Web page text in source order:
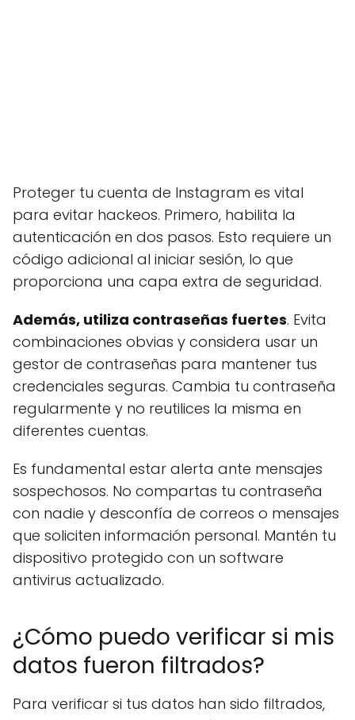
Proteger tu cuenta de Instagram es vital
para evitar hackeos. Primero, habilita la
autenticación en dos pasos. Esto requiere un
código adicional al iniciar sesión, lo que
proporciona una capa extra de seguridad.
Además, utiliza contraseñas fuertes. Evita
combinaciones obvias y considera usar un
gestor de contraseñas para mantener tus
credenciales seguras. Cambia tu contraseña
regularmente y no reutilices la misma en
diferentes cuentas.
Es fundamental estar alerta ante mensajes
sospechosos. No compartas tu contraseña
con nadie y desconfía de correos o mensajes
que soliciten información personal. Mantén tu
dispositivo protegido con un software
antivirus actualizado.
¿Cómo puedo verificar si mis
datos fueron filtrados?
Para verificar si tus datos han sido filtrados,